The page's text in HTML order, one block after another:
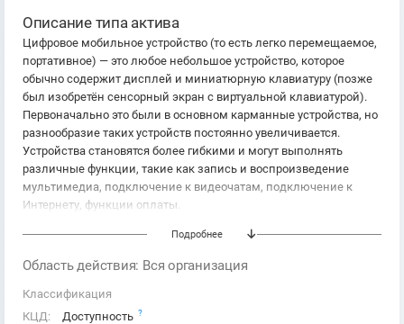
Описание типа актива
Цифровое мобильное устройство (то есть легко перемещаемое,
портативное) — это любое небольшое устройство, которое
обычно содержит дисплей и миниатюрную клавиатуру (позже
был изобретён сенсорный экран с виртуальной клавиатурой).
Первоначально это были в основном карманные устройства, но
разнообразие таких устройств постоянно увеличивается.
Устройства становятся более гибкими и могут выполнять
различные функции, такие как запись и воспроизведение
мультимедиа, подключение к видеочатам, подключение к
Интернету, функции оплаты.
Подробнее
Область действия: Вся организация
Классификация
КЦД:
Доступность ?